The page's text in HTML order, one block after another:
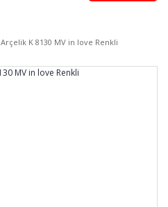
Arçelik K 8130 MV in love Renkli